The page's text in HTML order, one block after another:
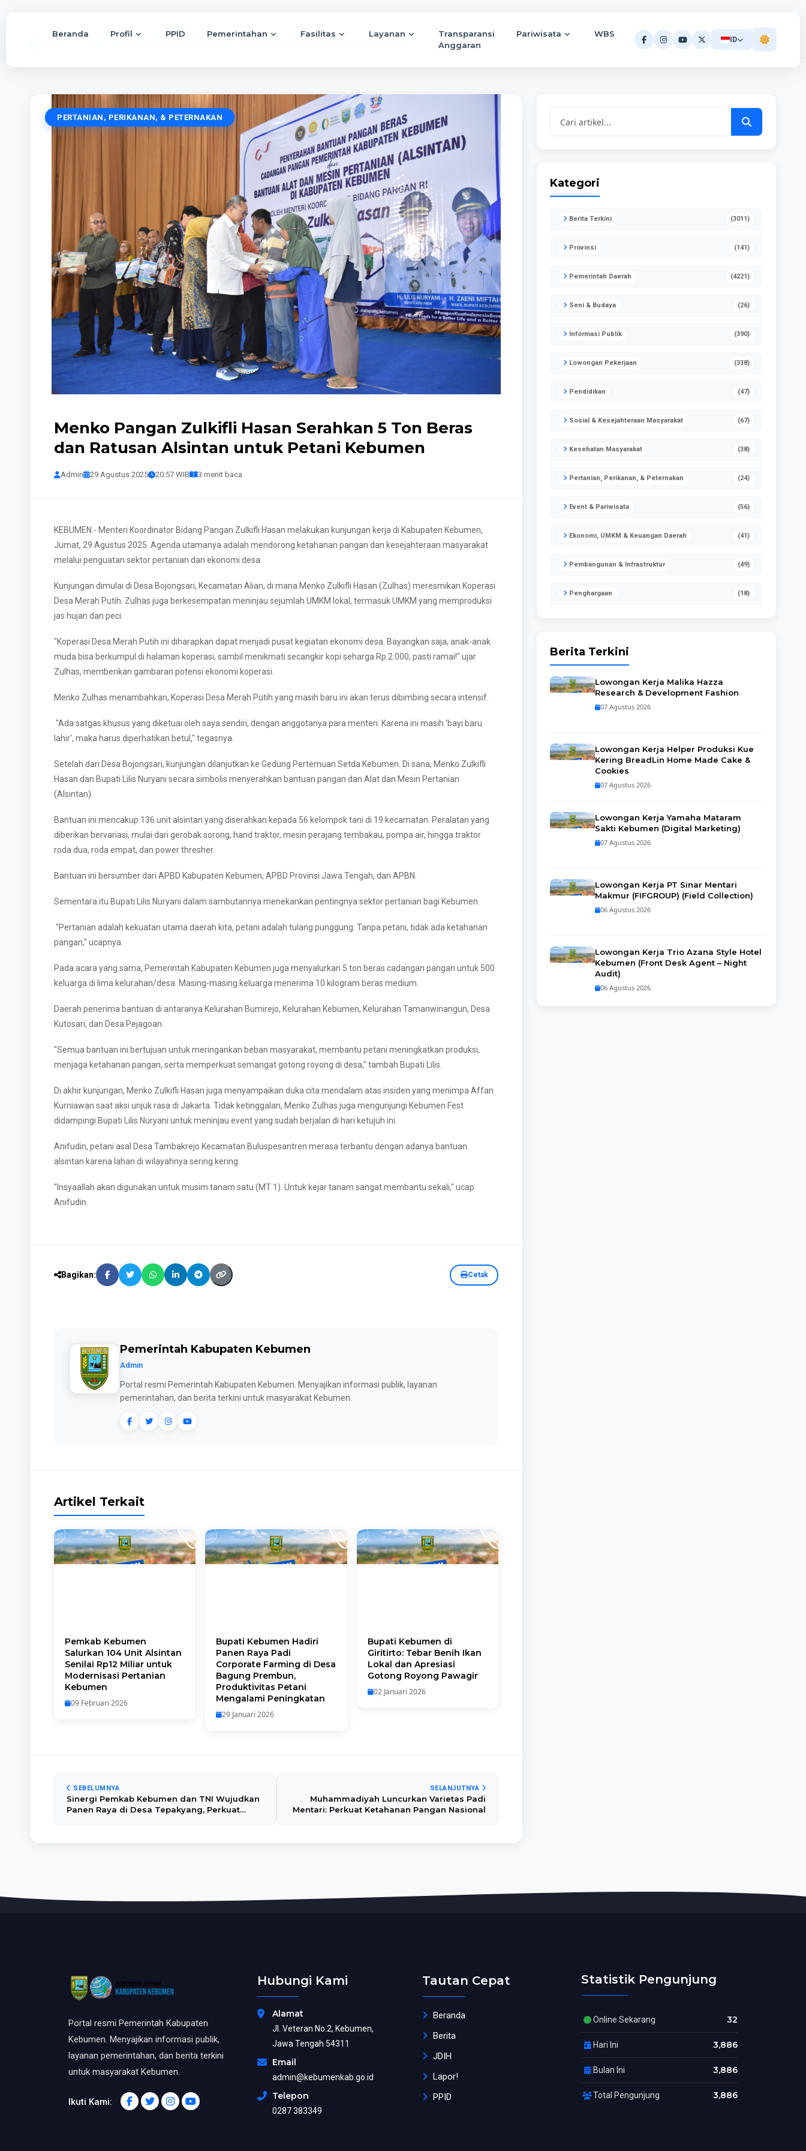
Beranda Profil PPID Pemerintahan Fasilitas Layanan
Transparansi
Anggaran
Pariwisata WBS
ID
PERTANIAN, PERIKANAN, & PETERNAKAN
Menko Pangan Zulkifli Hasan Serahkan 5 Ton Beras
dan Ratusan Alsintan untuk Petani Kebumen
Admin 29 Agustus 2025 20:57 WIB 3 menit baca
KEBUMEN - Menteri Koordinator Bidang Pangan Zulkifli Hasan melakukan kunjungan kerja di Kabupaten Kebumen,
Jumat, 29 Agustus 2025. Agenda utamanya adalah mendorong ketahanan pangan dan kesejahteraan masyarakat
melalui penguatan sektor pertanian dan ekonomi desa.
Kunjungan dimulai di Desa Bojongsari, Kecamatan Alian, di mana Menko Zulkifli Hasan (Zulhas) meresmikan Koperasi
Desa Merah Putih. Zulhas juga berkesempatan meninjau sejumlah UMKM lokal, termasuk UMKM yang memproduksi
jas hujan dan peci.
"Koperasi Desa Merah Putih ini diharapkan dapat menjadi pusat kegiatan ekonomi desa. Bayangkan saja, anak-anak
muda bisa berkumpul di halaman koperasi, sambil menikmati secangkir kopi seharga Rp 2.000, pasti ramai!" ujar
Zulhas, memberikan gambaran potensi ekonomi koperasi.
Menko Zulhas menambahkan, Koperasi Desa Merah Putih yang masih baru ini akan terus dibimbing secara intensif.
"Ada satgas khusus yang diketuai oleh saya sendiri, dengan anggotanya para menteri. Karena ini masih 'bayi baru
lahir', maka harus diperhatikan betul," tegasnya.
Setelah dari Desa Bojongsari, kunjungan dilanjutkan ke Gedung Pertemuan Setda Kebumen. Di sana, Menko Zulkifli
Hasan dan Bupati Lilis Nuryani secara simbolis menyerahkan bantuan pangan dan Alat dan Mesin Pertanian
(Alsintan).
Bantuan ini mencakup 136 unit alsintan yang diserahkan kepada 56 kelompok tani di 19 kecamatan. Peralatan yang
diberikan bervariasi, mulai dari gerobak sorong, hand traktor, mesin perajang tembakau, pompa air, hingga traktor
roda dua, roda empat, dan power thresher.
Bantuan ini bersumber dari APBD Kabupaten Kebumen, APBD Provinsi Jawa Tengah, dan APBN.
Sementara itu Bupati Lilis Nuryani dalam sambutannya menekankan pentingnya sektor pertanian bagi Kebumen.
"Pertanian adalah kekuatan utama daerah kita, petani adalah tulang punggung. Tanpa petani, tidak ada ketahanan
pangan," ucapnya.
Pada acara yang sama, Pemerintah Kabupaten Kebumen juga menyalurkan 5 ton beras cadangan pangan untuk 500
keluarga di lima kelurahan/desa. Masing-masing keluarga menerima 10 kilogram beras medium.
Daerah penerima bantuan di antaranya Kelurahan Bumirejo, Kelurahan Kebumen, Kelurahan Tamanwinangun, Desa
Kutosari, dan Desa Pejagoan.
"Semua bantuan ini bertujuan untuk meringankan beban masyarakat, membantu petani meningkatkan produksi,
menjaga ketahanan pangan, serta memperkuat semangat gotong royong di desa," tambah Bupati Lilis.
Di akhir kunjungan, Menko Zulkifli Hasan juga menyampaikan duka cita mendalam atas insiden yang menimpa Affan
Kurniawan saat aksi unjuk rasa di Jakarta. Tidak ketinggalan, Menko Zulhas juga mengunjungi Kebumen Fest
didampingi Bupati Lilis Nuryani untuk meninjau event yang sudah berjalan di hari ketujuh ini.
Anifudin, petani asal Desa Tambakrejo Kecamatan Buluspesantren merasa terbantu dengan adanya bantuan
alsintan karena lahan di wilayahnya sering kering.
"Insyaallah akan digunakan untuk musim tanam satu (MT 1). Untuk kejar tanam sangat membantu sekali," ucap
Anifudin.
Bagikan: Cetak
Pemerintah Kabupaten Kebumen
Admin
Portal resmi Pemerintah Kabupaten Kebumen. Menyajikan informasi publik, layanan
pemerintahan, dan berita terkini untuk masyarakat Kebumen.
Artikel Terkait
Pemkab Kebumen
Salurkan 104 Unit Alsintan
Senilai Rp12 Miliar untuk
Modernisasi Pertanian
Kebumen
09 Februari 2026
Bupati Kebumen Hadiri
Panen Raya Padi
Corporate Farming di Desa
Bagung Prembun,
Produktivitas Petani
Mengalami Peningkatan
29 Januari 2026
Bupati Kebumen di
Giritirto: Tebar Benih Ikan
Lokal dan Apresiasi
Gotong Royong Pawagir
02 Januari 2026
SEBELUMNYA
Sinergi Pemkab Kebumen dan TNI Wujudkan
Panen Raya di Desa Tepakyang, Perkuat
SELANJUTNYA
Muhammadiyah Luncurkan Varietas Padi
Mentari: Perkuat Ketahanan Pangan Nasional
Kategori
Berita Terkini (3011)
Provinsi (141)
Pemerintah Daerah (4221)
Seni & Budaya (26)
Informasi Publik (390)
Lowongan Pekerjaan (338)
Pendidikan (47)
Sosial & Kesejahteraan Masyarakat (67)
Kesehatan Masyarakat (38)
Pertanian, Perikanan, & Peternakan (24)
Event & Pariwisata (56)
Ekonomi, UMKM & Keuangan Daerah (41)
Pembangunan & Infrastruktur (49)
Penghargaan (18)
Berita Terkini
Lowongan Kerja Malika Hazza
Research & Development Fashion
07 Agustus 2026
Lowongan Kerja Helper Produksi Kue
Kering BreadLin Home Made Cake &
Cookies
07 Agustus 2026
Lowongan Kerja Yamaha Mataram
Sakti Kebumen (Digital Marketing)
07 Agustus 2026
Lowongan Kerja PT Sinar Mentari
Makmur (FIFGROUP) (Field Collection)
06 Agustus 2026
Lowongan Kerja Trio Azana Style Hotel
Kebumen (Front Desk Agent – Night
Audit)
06 Agustus 2026
Portal resmi Pemerintah Kabupaten
Kebumen. Menyajikan informasi publik,
layanan pemerintahan, dan berita terkini
untuk masyarakat Kebumen.
Ikuti Kami:
Hubungi Kami
Alamat
Jl. Veteran No.2, Kebumen,
Jawa Tengah 54311
Email
admin@kebumenkab.go.id
Telepon
0287 383349
Tautan Cepat
Beranda
Berita
JDIH
Lapor!
PPID
Statistik Pengunjung
Online Sekarang 32
Hari Ini 3,886
Bulan Ini 3,886
Total Pengunjung 3,886